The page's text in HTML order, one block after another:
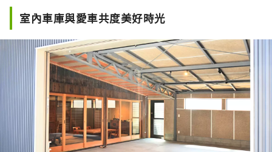
室內車庫與愛車共度美好時光